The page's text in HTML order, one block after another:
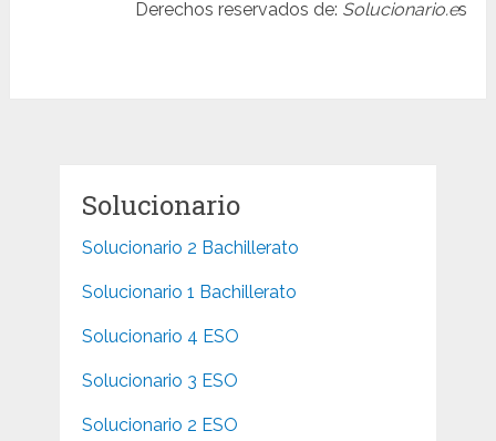
Derechos reservados de: Solucionario.es
Solucionario
Solucionario 2 Bachillerato
Solucionario 1 Bachillerato
Solucionario 4 ESO
Solucionario 3 ESO
Solucionario 2 ESO